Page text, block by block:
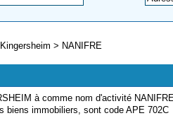
Kingersheim > NANIFRE
à comme nom d'activité
biens immobiliers, sont code APE 702C